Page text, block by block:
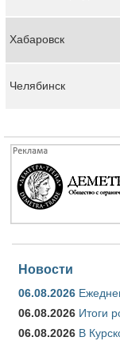
Хабаровск
Челябинск
Новости
06.08.2026
06.08.2026 Итоги
06.08.2026 В